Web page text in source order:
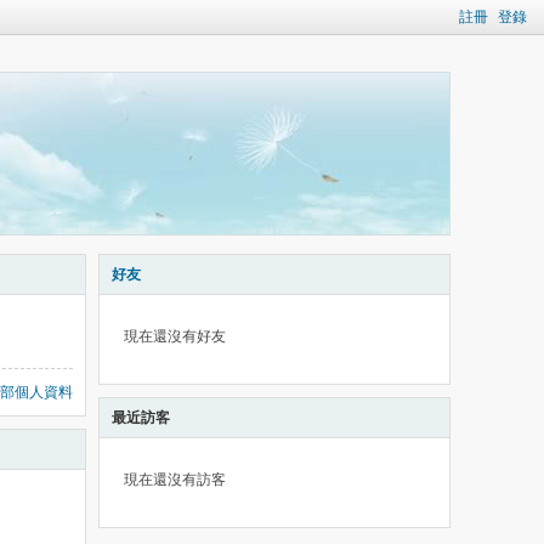
註冊 登錄
個人資料
好友
現在還沒有好友
最近訪客
現在還沒有訪客